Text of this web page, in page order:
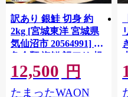
訳あり 銀鮭 切身 約
2kg [宮城東洋 宮城県
気仙沼市 20564991] 鮭
魚介類 海鮮 訳アリ 規
格外 不揃い さけ サケ
鮭切身 シャケ 切り身
冷凍 家庭用 おかず 弁
12,500 円
たまったWAON